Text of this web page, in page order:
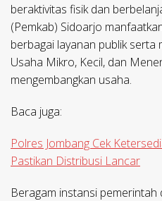
beraktivitas fisik dan
(Pemkab) Sidoarjo
berbagai layanan publik serta
Usaha Mikro, Kecil, dan
mengembangkan usaha.
Baca juga:
Polres Jombang Cek
Pastikan Distribusi Lancar
Beragam instansi